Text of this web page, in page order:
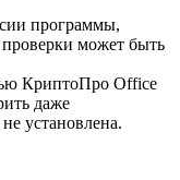
программы,
проверки может быть
КриптоПро Office
даже
установлена.